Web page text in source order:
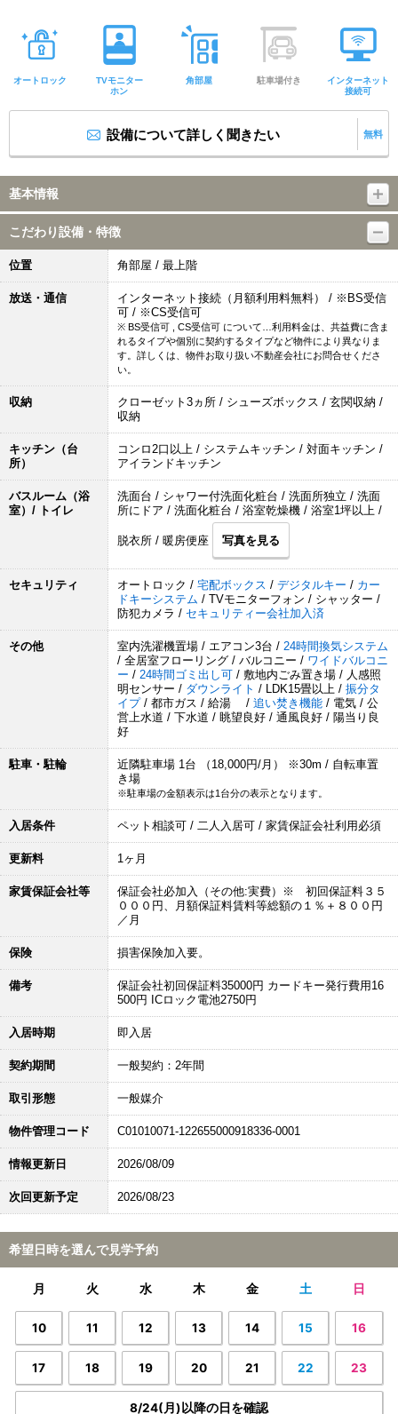
オートロック
TVモニター
ホン
角部屋 駐車場付き
インターネット
接続可
設備について詳しく聞きたい 無料
基本情報
こだわり設備・特徴
位置 角部屋 / 最上階
放送・通信
インターネット接続（月額利用料無料） / ※BS受信
可 / ※CS受信可
※ BS受信可 , CS受信可 について…利用料金は、共益費に含ま
れるタイプや個別に契約するタイプなど物件により異なりま
す。詳しくは、物件お取り扱い不動産会社にお問合せくださ
い。
収納
クローゼット3ヵ所 / シューズボックス / 玄関収納 /
収納
キッチン（台
所）
コンロ2口以上 / システムキッチン / 対面キッチン /
アイランドキッチン
バスルーム（浴
室）/ トイレ
洗面台 / シャワー付洗面化粧台 / 洗面所独立 / 洗面
所にドア / 洗面化粧台 / 浴室乾燥機 / 浴室1坪以上 /
脱衣所 / 暖房便座 写真を見る
セキュリティ オートロック / 宅配ボックス / デジタルキー / カー
ドキーシステム / TVモニターフォン / シャッター /
防犯カメラ / セキュリティー会社加入済
その他 室内洗濯機置場 / エアコン3台 / 24時間換気システム
/ 全居室フローリング / バルコニー / ワイドバルコニ
ー / 24時間ゴミ出し可 / 敷地内ごみ置き場 / 人感照
明センサー / ダウンライト / LDK15畳以上 / 振分タ
イプ / 都市ガス / 給湯 / 追い焚き機能 / 電気 / 公
営上水道 / 下水道 / 眺望良好 / 通風良好 / 陽当り良
好
駐車・駐輪
近隣駐車場 1台 （18,000円/月） ※30m / 自転車置
き場
※駐車場の金額表示は1台分の表示となります。
入居条件 ペット相談可 / 二人入居可 / 家賃保証会社利用必須
更新料 1ヶ月
家賃保証会社等
保証会社必加入（その他:実費）※ 初回保証料３５
０００円、月額保証料賃料等総額の１％＋８００円
／月
保険 損害保険加入要。
備考
保証会社初回保証料35000円 カードキー発行費用16
500円 ICロック電池2750円
入居時期 即入居
契約期間 一般契約：2年間
取引形態 一般媒介
物件管理コード C01010071-122655000918336-0001
情報更新日 2026/08/09
次回更新予定 2026/08/23
希望日時を選んで見学予約
月 火 水 木 金 土 日
10 11 12 13 14 15 16
17 18 19 20 21 22 23
8/24(月)以降の日を確認